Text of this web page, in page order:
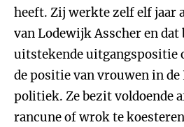
heeft. Zij werkte zelf elf jaar
van Lodewijk Asscher en dat
uitstekende uitgangspositie
de positie van vrouwen in de
politiek. Ze bezit voldoende
rancune of wrok te